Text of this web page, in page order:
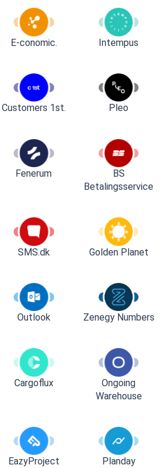
E-conomic. Intempus
Customers 1st. Pleo
Fenerum
BS
Betalingsservice
SMS.dk Golden Planet
Outlook Zenegy Numbers
Cargoflux
Ongoing
Warehouse
EazyProject Planday